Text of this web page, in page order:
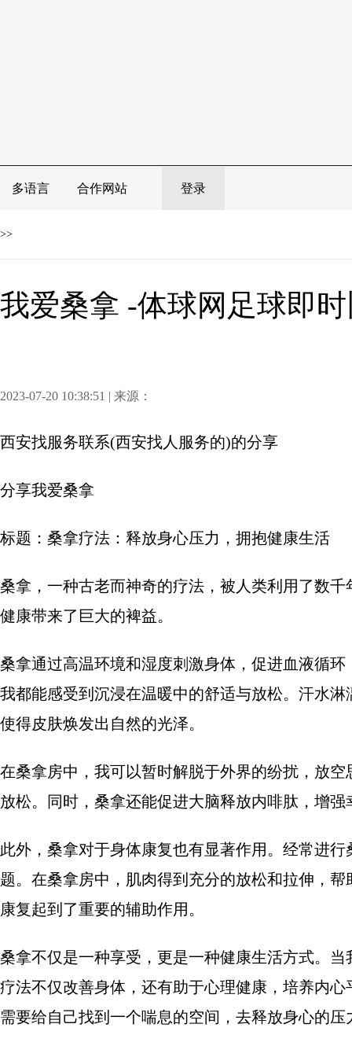
多语言 合作网站 登录
>>
我爱桑拿 -体球网足球即
2023-07-20 10:38:51 | 来源：
西安找服务联系(西安找人服务的)的分享
分享我爱桑拿
标题：桑拿疗法：释放身心压力，拥抱健康生活
桑拿，一种古老而神奇的疗法，被人类利用了数
健康带来了巨大的裨益。
桑拿通过高温环境和湿度刺激身体，促进血液循
我都能感受到沉浸在温暖中的舒适与放松。汗水
使得皮肤焕发出自然的光泽。
在桑拿房中，我可以暂时解脱于外界的纷扰，放
放松。同时，桑拿还能促进大脑释放内啡肽，增
此外，桑拿对于身体康复也有显著作用。经常进
题。在桑拿房中，肌肉得到充分的放松和拉伸，
康复起到了重要的辅助作用。
桑拿不仅是一种享受，更是一种健康生活方式。
疗法不仅改善身体，还有助于心理健康，培养内
需要给自己找到一个喘息的空间，去释放身心的